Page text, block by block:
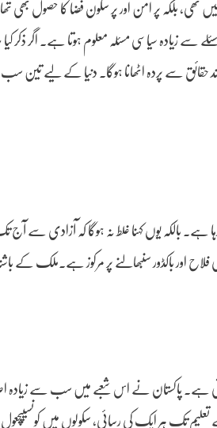
بلکہ پر امن اور پر سکون فضا کا حصول بھی
زیادہ سیاسی مسئلہ معلوم ہوتا ہے۔ اگر ذکر کیا
چند حقائق سے پردہ اٹھانا ہوگا۔ دنیا کے لیے
ہے۔ بالکہ یوں کہنا غلط نہ ہوگا کہ آزادی سے
اور باکڈور سنبھالنے پر مرکوز ہے۔ملک کے
کرتی ہے۔ پاکستان نے اس شعبے میں سب سے زیادہ
تک ہر ایک کی رسائی، سکولوں میں کونسیپچعول